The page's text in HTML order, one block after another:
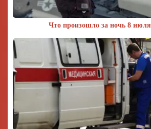
Что произошло за ночь 8